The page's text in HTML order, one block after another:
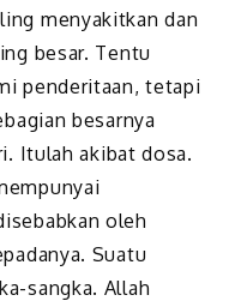
menyakitkan dan
besar. Tentu
penderitaan, tetapi
besarnya
Itulah akibat dosa.
oleh
Suatu
sangka. Allah